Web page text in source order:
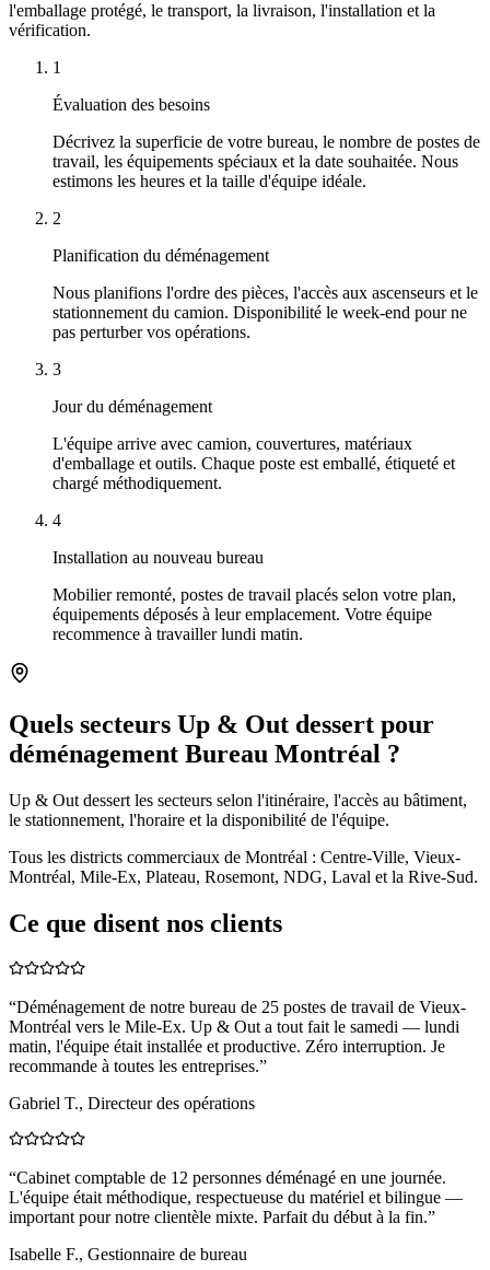
l'emballage protégé, le transport, la livraison, l'installation et la
vérification.
1
Évaluation des besoins
Décrivez la superficie de votre bureau, le nombre de postes de
travail, les équipements spéciaux et la date souhaitée. Nous
estimons les heures et la taille d'équipe idéale.
2
Planification du déménagement
Nous planifions l'ordre des pièces, l'accès aux ascenseurs et le
stationnement du camion. Disponibilité le week-end pour ne
pas perturber vos opérations.
3
Jour du déménagement
L'équipe arrive avec camion, couvertures, matériaux
d'emballage et outils. Chaque poste est emballé, étiqueté et
chargé méthodiquement.
4
Installation au nouveau bureau
Mobilier remonté, postes de travail placés selon votre plan,
équipements déposés à leur emplacement. Votre équipe
recommence à travailler lundi matin.
Quels secteurs Up & Out dessert pour
déménagement Bureau Montréal ?
Up & Out dessert les secteurs selon l'itinéraire, l'accès au bâtiment,
le stationnement, l'horaire et la disponibilité de l'équipe.
Tous les districts commerciaux de Montréal : Centre-Ville, Vieux-
Montréal, Mile-Ex, Plateau, Rosemont, NDG, Laval et la Rive-Sud.
Ce que disent nos clients
“Déménagement de notre bureau de 25 postes de travail de Vieux-
Montréal vers le Mile-Ex. Up & Out a tout fait le samedi — lundi
matin, l'équipe était installée et productive. Zéro interruption. Je
recommande à toutes les entreprises.”
Gabriel T., Directeur des opérations
“Cabinet comptable de 12 personnes déménagé en une journée.
L'équipe était méthodique, respectueuse du matériel et bilingue —
important pour notre clientèle mixte. Parfait du début à la fin.”
Isabelle F., Gestionnaire de bureau